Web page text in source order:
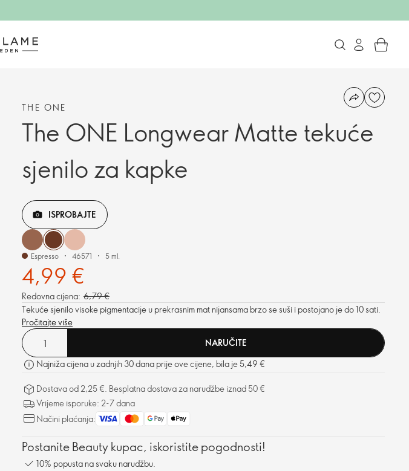
THE ONE
The ONE Longwear Matte tekuće
sjenilo za kapke
ISPROBAJTE
Espresso 46571 5 ml.
4,99 €
Redovna cijena: 6,79 €
Tekuće sjenilo visoke pigmentacije u prekrasnim mat nijansama brzo se suši i postojano je do 10 sati.
Pročitajte više
NARUČITE
Najniža cijena u zadnjih 30 dana prije ove cijene, bila je 5,49 €
Dostava od 2,25 €. Besplatna dostava za narudžbe iznad 50 €
Vrijeme isporuke: 2-7 dana
Načini plaćanja:
Postanite Beauty kupac, iskoristite pogodnosti!
10% popusta na svaku narudžbu.